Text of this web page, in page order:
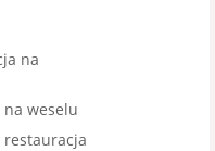
na
weselu